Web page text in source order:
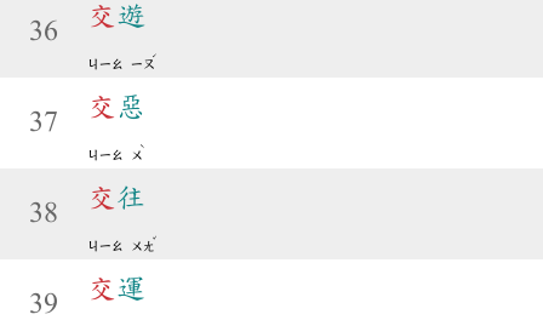
36
交 遊
ㄐㄧㄠ ㄧㄡ
ˊ
37
交 惡
ㄐㄧㄠ ㄨ
ˋ
38
交 往
ㄐㄧㄠ ㄨㄤ
ˇ
39
交 運